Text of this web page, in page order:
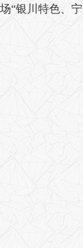
“银川特色、